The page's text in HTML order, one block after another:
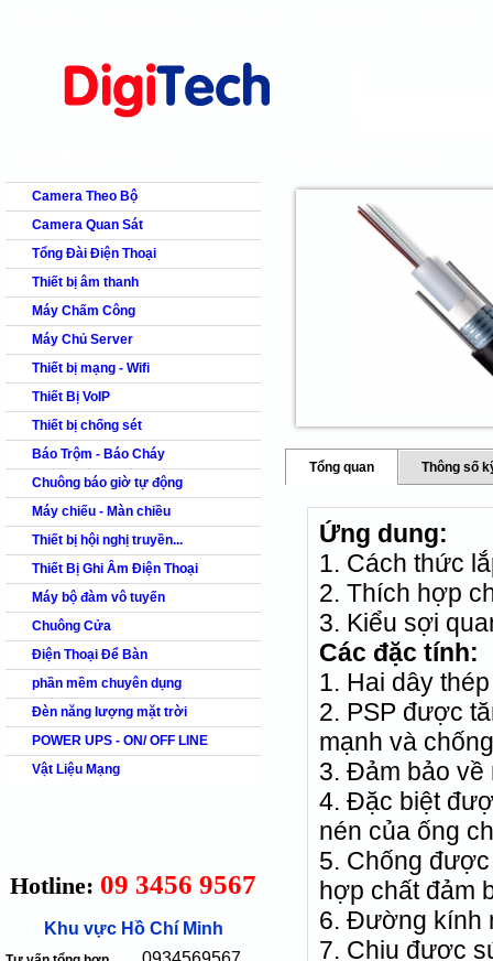
products
Camera Theo Bộ
Camera Quan Sát
Tổng Đài Điện Thoại
Thiết bị âm thanh
Máy Chấm Công
Máy Chủ Server
Thiết bị mạng - Wifi
Thiết Bị VoIP
Thiết bị chống sét
Báo Trộm - Báo Cháy
Chuông báo giờ tự động
Máy chiếu - Màn chiều
Thiết bị hội nghị truyền...
Thiết Bị Ghi Âm Điện Thoại
Máy bộ đàm vô tuyến
Chuông Cửa
Điện Thoại Để Bàn
phần mềm chuyên dụng
Đèn năng lượng mặt trời
POWER UPS - ON/ OFF LINE
Vật Liệu Mạng
Hotline: 09 3456 9567
Khu vực Hồ Chí Minh
Tổng quan Thông số
Ứng dung:
1. Cách thức
2. Thích hợp
3. Kiểu sợi
Các đặc tính:
1. Hai dây
2. PSP được
mạnh và
3. Đảm bảo về
4. Đặc biệt
nén của ống
5. Chống
hợp chất đảm
6. Đường kính
7. Chịu được